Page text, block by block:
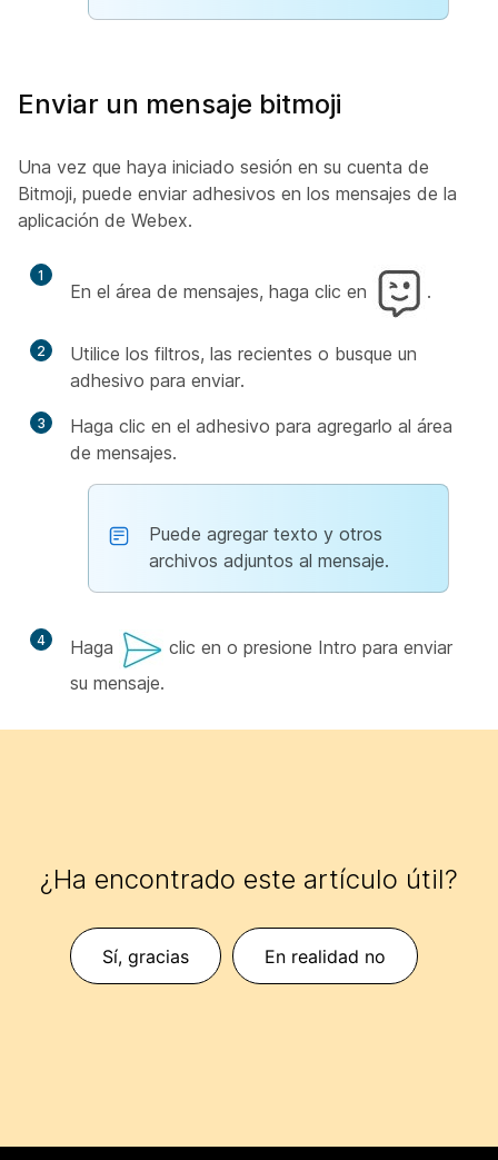
Enviar un mensaje bitmoji
Una vez que haya iniciado sesión en su cuenta de
Bitmoji, puede enviar adhesivos en los mensajes de la
aplicación de Webex.
1
En el área de mensajes, haga clic en .
2
Utilice los filtros, las recientes o busque un
adhesivo para enviar.
3
Haga clic en el adhesivo para agregarlo al área
de mensajes.
Puede agregar texto y otros
archivos adjuntos al mensaje.
4 Haga
clic en o presione Intro para enviar
su mensaje.
¿Ha encontrado este artículo útil?
Sí, gracias En realidad no